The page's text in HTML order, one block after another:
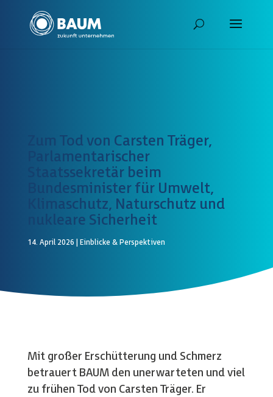
Zum Tod von Carsten Träger,
Parlamentarischer
Staatssekretär beim
Bundesminister für Umwelt,
Klimaschutz, Naturschutz und
nukleare Sicherheit
14. April 2026 Einblicke & Perspektiven
Mit großer Erschütterung und Schmerz
betrauert BAUM den unerwarteten und viel
zu frühen Tod von Carsten Träger. Er